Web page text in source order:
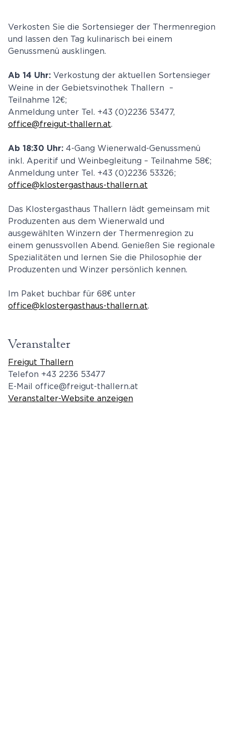
Verkosten Sie die Sortensieger der Thermenregion
und lassen den Tag kulinarisch bei einem
Genussmenü ausklingen.
Ab 14 Uhr: Verkostung der aktuellen Sortensieger
Weine in der Gebietsvinothek Thallern –
Teilnahme 12€;
Anmeldung unter Tel. +43 (0)2236 53477,
office@freigut-thallern.at.
Ab 18:30 Uhr: 4-Gang Wienerwald-Genussmenü
inkl. Aperitif und Weinbegleitung – Teilnahme 58€;
Anmeldung unter Tel. +43 (0)2236 53326;
office@klostergasthaus-thallern.at
Das Klostergasthaus Thallern lädt gemeinsam mit
Produzenten aus dem Wienerwald und
ausgewählten Winzern der Thermenregion zu
einem genussvollen Abend. Genießen Sie regionale
Spezialitäten und lernen Sie die Philosophie der
Produzenten und Winzer persönlich kennen.
Im Paket buchbar für 68€ unter
office@klostergasthaus-thallern.at.
Veranstalter
Freigut Thallern
Telefon +43 2236 53477
E-Mail office@freigut-thallern.at
Veranstalter-Website anzeigen